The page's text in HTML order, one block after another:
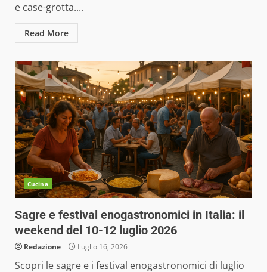
e case-grotta....
Read More
Cucina
Sagre e festival enogastronomici in Italia: il
weekend del 10-12 luglio 2026
Redazione Luglio 16, 2026
Scopri le sagre e i festival enogastronomici di luglio